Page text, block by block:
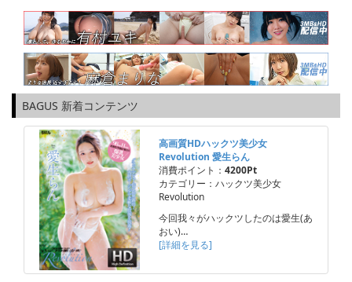
BAGUS 新着コンテンツ
高画質HDハックツ美少女
Revolution 愛生らん
消費ポイント： 4200Pt
カテゴリー：ハックツ美少女
Revolution
今回我々がハックツしたのは愛生(あ
おい)…
[詳細を見る]